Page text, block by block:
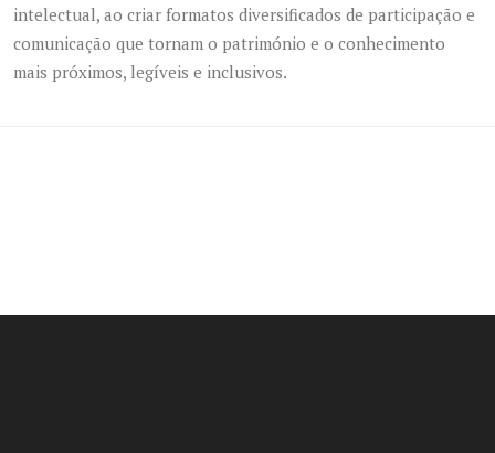
intelectual, ao criar formatos diversificados de participação e
comunicação que tornam o património e o conhecimento
mais próximos, legíveis e inclusivos.